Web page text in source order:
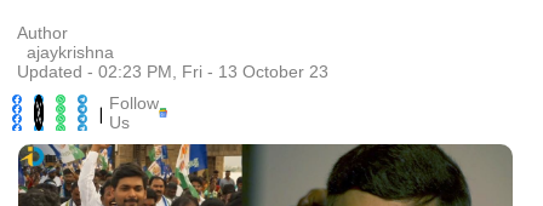
Author
ajaykrishna
Updated - 02:23 PM, Fri - 13 October 23
| Follow
Us